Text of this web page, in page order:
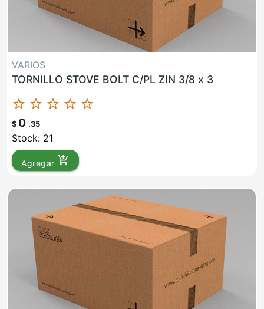
VARIOS
TORNILLO STOVE BOLT C/PL ZIN 3/8 x 3
star_border star_border star_border star_border star_border
$ 0 .35
Stock: 21
Agregar add_shopping_cart